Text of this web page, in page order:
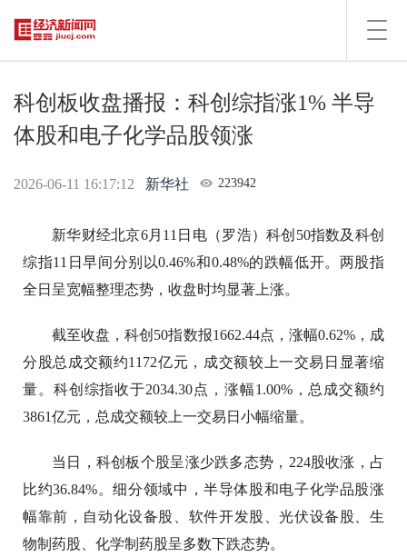
科创板收盘播报：科创综指涨1% 半导
体股和电子化学品股领涨
2026-06-11 16:17:12 新华社 223942
新华财经北京6月11日电（罗浩）科创50指数及科创
综指11日早间分别以0.46%和0.48%的跌幅低开。两股指
全日呈宽幅整理态势，收盘时均显著上涨。
截至收盘，科创50指数报1662.44点，涨幅0.62%，成
分股总成交额约1172亿元，成交额较上一交易日显著缩
量。科创综指收于2034.30点，涨幅1.00%，总成交额约
3861亿元，总成交额较上一交易日小幅缩量。
当日，科创板个股呈涨少跌多态势，224股收涨，占
比约36.84%。细分领域中，半导体股和电子化学品股涨
幅靠前，自动化设备股、软件开发股、光伏设备股、生
物制药股、化学制药股呈多数下跌态势。